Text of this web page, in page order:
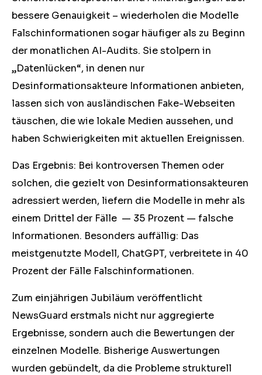
bessere Genauigkeit – wiederholen die Modelle
Falschinformationen sogar häufiger als zu Beginn
der monatlichen AI-Audits. Sie stolpern in
„Datenlücken“, in denen nur
Desinformationsakteure Informationen anbieten,
lassen sich von ausländischen Fake-Webseiten
täuschen, die wie lokale Medien aussehen, und
haben Schwierigkeiten mit aktuellen Ereignissen.
Das Ergebnis: Bei kontroversen Themen oder
solchen, die gezielt von Desinformationsakteuren
adressiert werden, liefern die Modelle in mehr als
einem Drittel der Fälle — 35 Prozent — falsche
Informationen. Besonders auffällig: Das
meistgenutzte Modell, ChatGPT, verbreitete in 40
Prozent der Fälle Falschinformationen.
Zum einjährigen Jubiläum veröffentlicht
NewsGuard erstmals nicht nur aggregierte
Ergebnisse, sondern auch die Bewertungen der
einzelnen Modelle. Bisherige Auswertungen
wurden gebündelt, da die Probleme strukturell